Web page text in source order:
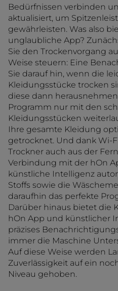
Bedürfnissen verbinden
aktualisiert, um
gewährleisten. Was also
unglaubliche App?
Sie den Trockenvorgang
Weise steuern: Eine
Sie darauf hin, wenn die
Kleidungsstücke trocken
diese dann
Programm nur mit den
Kleidungsstücken
Ihre gesamte Kleidung
getrocknet. Und dank Wi-
Trockner auch aus der
Verbindung mit der hOn
künstliche Intelligenz
Stoffs sowie die
daraufhin das perfekte
Darüber hinaus bietet die
hOn App und künstlicher
präzises
immer die Maschine
Auf diese Weise werden
Zuverlässigkeit auf ein
Niveau gehoben.